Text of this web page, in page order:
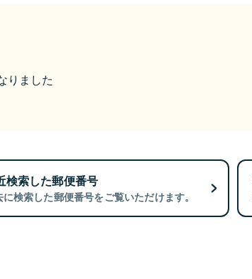
りました
検索した郵便番号
に検索した郵便番号をご覧いただけます。